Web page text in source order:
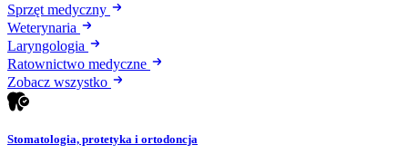
Sprzęt medyczny
Weterynaria
Laryngologia
Ratownictwo medyczne
Zobacz wszystko
Stomatologia, protetyka i ortodoncja